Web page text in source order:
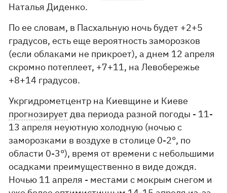
Наталья Диденко.
По ее словам, в Пасхальную ночь будет +2+5
градусов, есть еще вероятность заморозков
(если облаками не прикроет), а днем ​​12 апреля
скромно потеплеет, +7+11, на Левобережье
+8+14 градусов.
Укргидрометцентр на Киевщине и Киеве
прогнозируетдва периода разной погоды - 11-
13 апреля неуютную холодную (ночью с
заморозками в воздухе в столице 0-2°, по
области 0-3°), время от времени с небольшими
осадками преимущественно в виде дождя.
Ночью 11 апреля - местами с мокрым снегом и